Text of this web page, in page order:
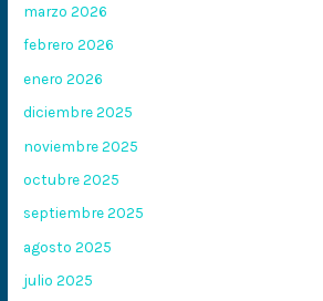
marzo 2026
febrero 2026
enero 2026
diciembre 2025
noviembre 2025
octubre 2025
septiembre 2025
agosto 2025
julio 2025